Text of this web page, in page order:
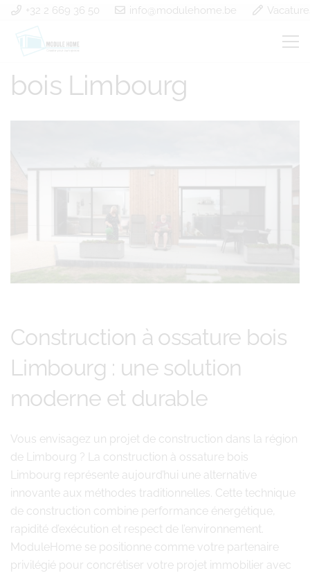
+32 2 669 36 50 info@modulehome.be
Construction à ossature
bois Limbourg
Construction à ossature bois
Limbourg : une solution
moderne et durable
Vous envisagez un projet de construction dans la région
de Limbourg ? La construction à ossature bois
Limbourg représente aujourd’hui une alternative
innovante aux méthodes traditionnelles. Cette technique
de construction combine performance énergétique,
rapidité d’exécution et respect de l’environnement.
ModuleHome se positionne comme votre partenaire
privilégié pour concrétiser votre projet immobilier avec